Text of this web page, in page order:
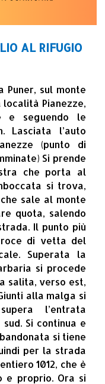
AL RIFUGIO
Puner, sul monte
località Pianezze,
e seguendo le
Lasciata l’auto
(punto di
Si prende
che porta al
si trova,
sale al monte
quota, salendo
Il punto più
di vetta del
Superata la
si procede
salita, verso est,
alla malga si
l’entrata
Si continua e
si tiene
per la strada
1012, che è
e proprio. Ora si